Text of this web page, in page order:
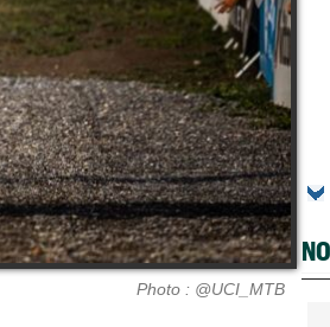
Photo : @UCI_MTB